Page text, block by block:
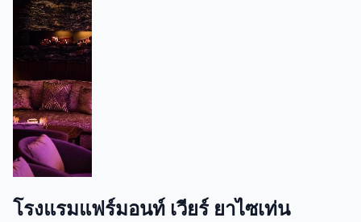
โรงแรมแฟร์มอนท์ เวียร์ ยาไซเท่น